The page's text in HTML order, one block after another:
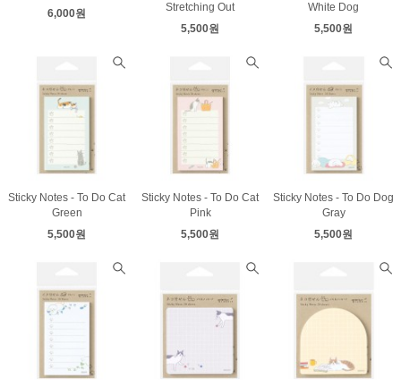
6,000원
Stretching Out
5,500원
White Dog
5,500원
Sticky Notes - To Do Cat
Green
5,500원
Sticky Notes - To Do Cat
Pink
5,500원
Sticky Notes - To Do Dog
Gray
5,500원